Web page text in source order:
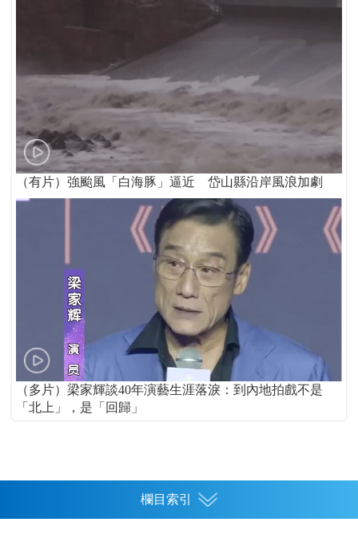
（有片）強颱風「白海豚」逼近 岱山縣沿岸風浪加劇
（多片）梁家輝談40年演藝生涯落淚：到內地拍戲不是
「北上」，是「回歸」
欄目索引